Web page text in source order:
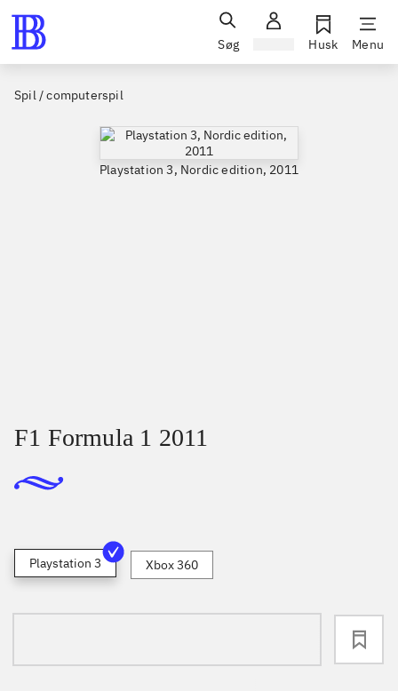
Søg Husk Menu
Spil / computerspil
Playstation 3, Nordic edition, 2011
F1 Formula 1 2011
Playstation 3 Xbox 360